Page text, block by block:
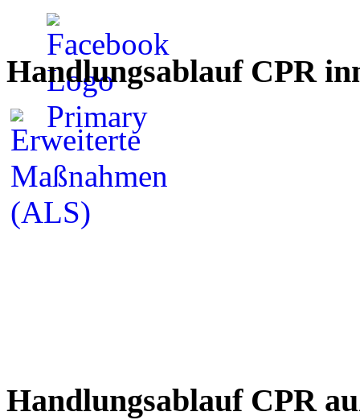
Handlungsablauf CPR
Handlungsablauf CPR